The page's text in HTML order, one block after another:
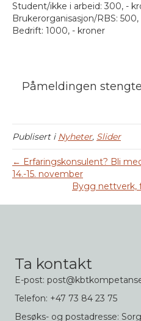
Student/ikke i arbeid: 300, -
Brukerorganisasjon/RBS:
Bedrift: 1000, - kroner
Påmeldingen
Publisert i Nyheter, Slider
← Erfaringskonsulent? Bli
14.-15. november
Bygg nettverk,
Ta kontakt
E-post:
Telefon: +47 73 84 23 75
Besøks- og postadresse: